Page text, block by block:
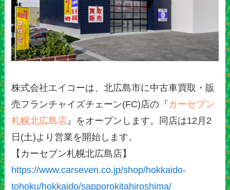
株式会社エイコーは、北広島市に中古車買取・販
売フランチャイズチェーン(FC)店の『 カーセブン
札幌北広島店 』をオープンします。同店は12月2
日(土)より営業を開始します。
【カーセブン札幌北広島店】
https://www.carseven.co.jp/shop/hokkaido-
tohoku/hokkaido/sapporokitahiroshima/